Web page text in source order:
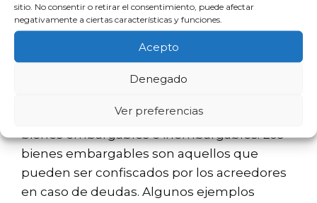
sitio. No consentir o retirar el consentimiento, puede afectar
negativamente a ciertas características y funciones.
Acepto
Denegado
Ver preferencias
Bienes embargables
versus bienes
inembargables
Es crucial entender la diferencia entre
bienes embargables e inembargables. Los
bienes embargables son aquellos que
pueden ser confiscados por los acreedores
en caso de deudas. Algunos ejemplos